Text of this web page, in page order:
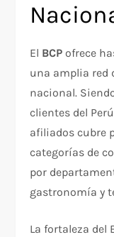
El BCP ofrece
una amplia red
nacional.
clientes del
afiliados cubre
categorías de
por
gastronomía y
La fortaleza del